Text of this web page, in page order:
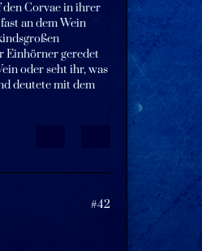
den Corvae in ihrer
an dem Wein
Einhörner geredet
oder seht ihr, was
deutete mit dem
#42